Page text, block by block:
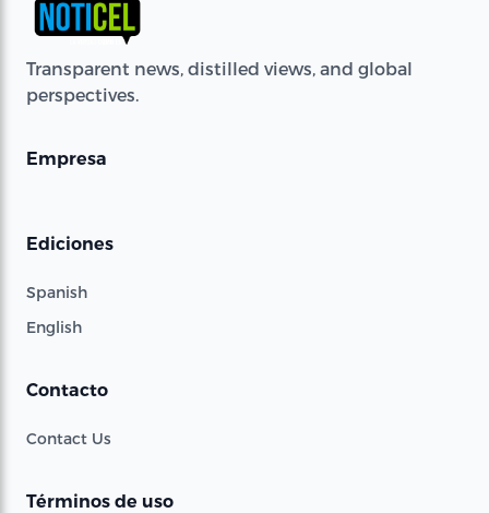
Transparent news, distilled views, and global
perspectives.
Empresa
Ediciones
Spanish
English
Contacto
Contact Us
Términos de uso